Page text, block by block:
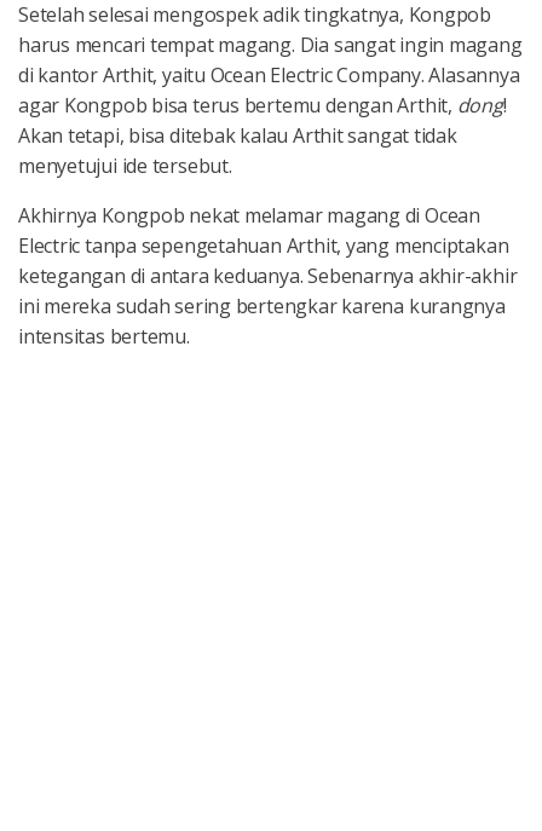
Setelah selesai mengospek adik tingkatnya, Kongpob
harus mencari tempat magang. Dia sangat ingin magang
di kantor Arthit, yaitu Ocean Electric Company. Alasannya
agar Kongpob bisa terus bertemu dengan Arthit, dong!
Akan tetapi, bisa ditebak kalau Arthit sangat tidak
menyetujui ide tersebut.
Akhirnya Kongpob nekat melamar magang di Ocean
Electric tanpa sepengetahuan Arthit, yang menciptakan
ketegangan di antara keduanya. Sebenarnya akhir-akhir
ini mereka sudah sering bertengkar karena kurangnya
intensitas bertemu.